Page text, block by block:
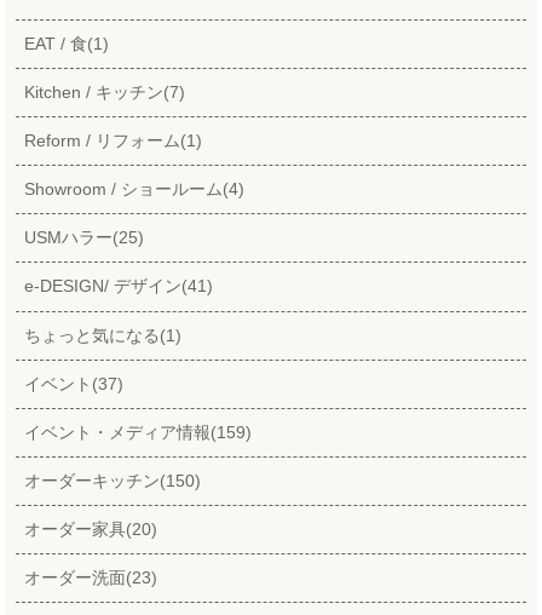
EAT / 食(1)
Kitchen / キッチン(7)
Reform / リフォーム(1)
Showroom / ショールーム(4)
USMハラー(25)
e-DESIGN/ デザイン(41)
ちょっと気になる(1)
イベント(37)
イベント・メディア情報(159)
オーダーキッチン(150)
オーダー家具(20)
オーダー洗面(23)